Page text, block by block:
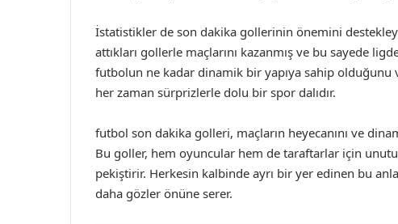
İstatistikler de son dakika gollerinin önemini
attıkları gollerle maçlarını kazanmış ve bu sayede
futbolun ne kadar dinamik bir yapıya sahip
her zaman sürprizlerle dolu bir spor dalıdır.
futbol son dakika golleri, maçların heyecanını ve
Bu goller, hem oyuncular hem de taraftarlar için
pekiştirir. Herkesin kalbinde ayrı bir yer edinen bu
daha gözler önüne serer.